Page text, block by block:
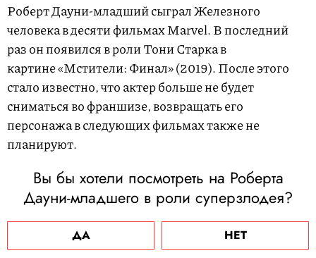
Роберт Дауни-младший сыграл Железного
человека в десяти фильмах Marvel. В последний
раз он появился в роли Тони Старка в
картине «Мстители: Финал» (2019). После этого
стало известно, что актер больше не будет
сниматься во франшизе, возвращать его
персонажа в следующих фильмах также не
планируют.
Вы бы хотели посмотреть на Роберта
Дауни-младшего в роли суперзлодея?
ДА НЕТ